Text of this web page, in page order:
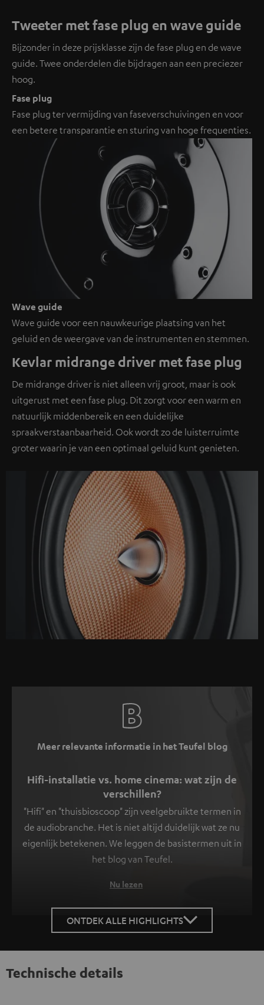
Tweeter met fase plug en wave guide
Bijzonder in deze prijsklasse zijn de fase plug en de wave
guide. Twee onderdelen die bijdragen aan een preciezer
hoog.
Fase plug
Fase plug ter vermijding van faseverschuivingen en voor
een betere transparantie en sturing van hoge frequenties.
Wave guide
Wave guide voor een nauwkeurige plaatsing van het
geluid en de weergave van de instrumenten en stemmen.
Kevlar midrange driver met fase plug
De midrange driver is niet alleen vrij groot, maar is ook
uitgerust met een fase plug. Dit zorgt voor een warm en
natuurlijk middenbereik en een duidelijke
spraakverstaanbaarheid. Ook wordt zo de luisterruimte
groter waarin je van een optimaal geluid kunt genieten.
Meer relevante informatie in het Teufel blog
Hifi-installatie vs. home cinema: wat zijn de
verschillen?
"Hifi" en "thuisbioscoop" zijn veelgebruikte termen in
de audiobranche. Het is niet altijd duidelijk wat ze nu
eigenlijk betekenen. We leggen de basistermen uit in
het blog van Teufel.
Nu lezen
ONTDEK ALLE HIGHLIGHTS
Technische details